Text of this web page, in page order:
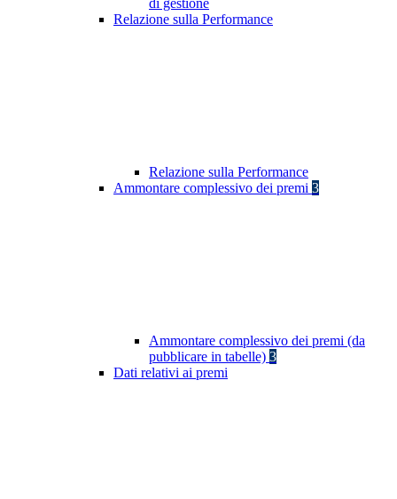
di gestione
Relazione sulla Performance
Relazione sulla Performance
Ammontare complessivo dei premi 3
Ammontare complessivo dei premi (da
pubblicare in tabelle) 3
Dati relativi ai premi